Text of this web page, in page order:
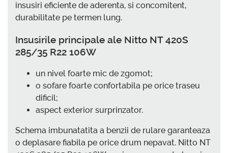
insusiri eficiente de aderenta, si concomitent,
durabilitate pe termen lung.
Insusirile principale ale Nitto NT 420S
285/35 R22 106W
un nivel foarte mic de zgomot;
o sofare foarte confortabila pe orice traseu
dificil;
aspect exterior surprinzator.
Schema imbunatatita a benzii de rulare garanteaza
o deplasare fiabila pe orice drum nepavat. Nitto NT